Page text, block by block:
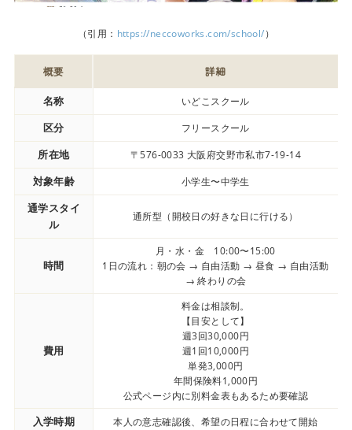
（引用： https://neccoworks.com/school/）
概要 詳細
名称 いどこスクール
区分 フリースクール
所在地 〒576-0033 大阪府交野市私市7-19-14
対象年齢 小学生〜中学生
通学スタイ
ル
通所型（開校日の好きな日に行ける）
時間
月・水・金 10:00〜15:00
1日の流れ：朝の会 → 自由活動 → 昼食 → 自由活動
→ 終わりの会
費用
料金は相談制。
【目安として】
週3回30,000円
週1回10,000円
単発3,000円
年間保険料1,000円
公式ページ内に別料金表もあるため要確認
入学時期 本人の意志確認後、希望の日程に合わせて開始